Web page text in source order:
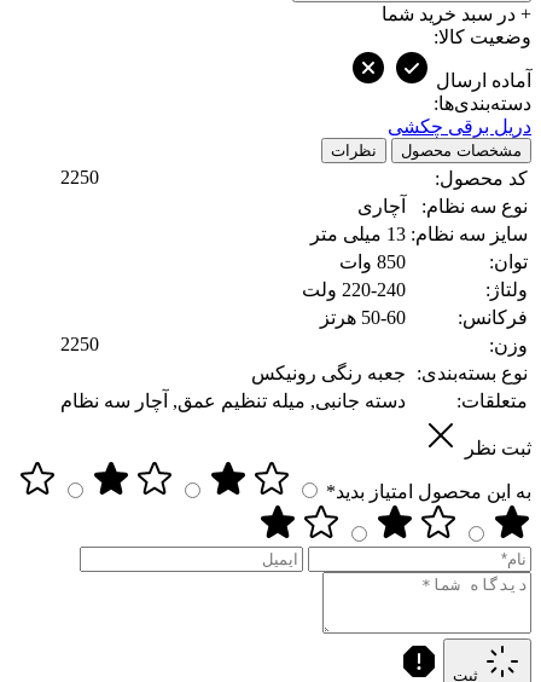
+ در سبد خرید شما
وضعیت کالا:
آماده ارسال
دسته‌بندی‌ها:
دریل برقی چکشی
مشخصات محصول نظرات
کد محصول:
2250
نوع سه نظام:
آچاری
سایز سه نظام: 13 میلی متر
توان:
850 وات
ولتاژ:
220-240 ولت
فرکانس:
50-60 هرتز
وزن:
2250
نوع بسته‌بندی:
جعبه رنگی رونیکس
متعلقات:
دسته جانبی, میله تنظیم عمق, آچار سه نظام
ثبت نظر
به این محصول امتیاز بدید*
ثبت